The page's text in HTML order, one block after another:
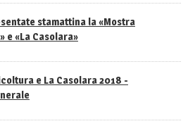
stamattina la «Mostra
e «La Casolara»
e La Casolara 2018 -